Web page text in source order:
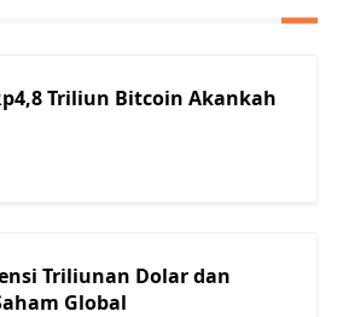
Triliun Bitcoin Akankah
Triliunan Dolar dan
Global